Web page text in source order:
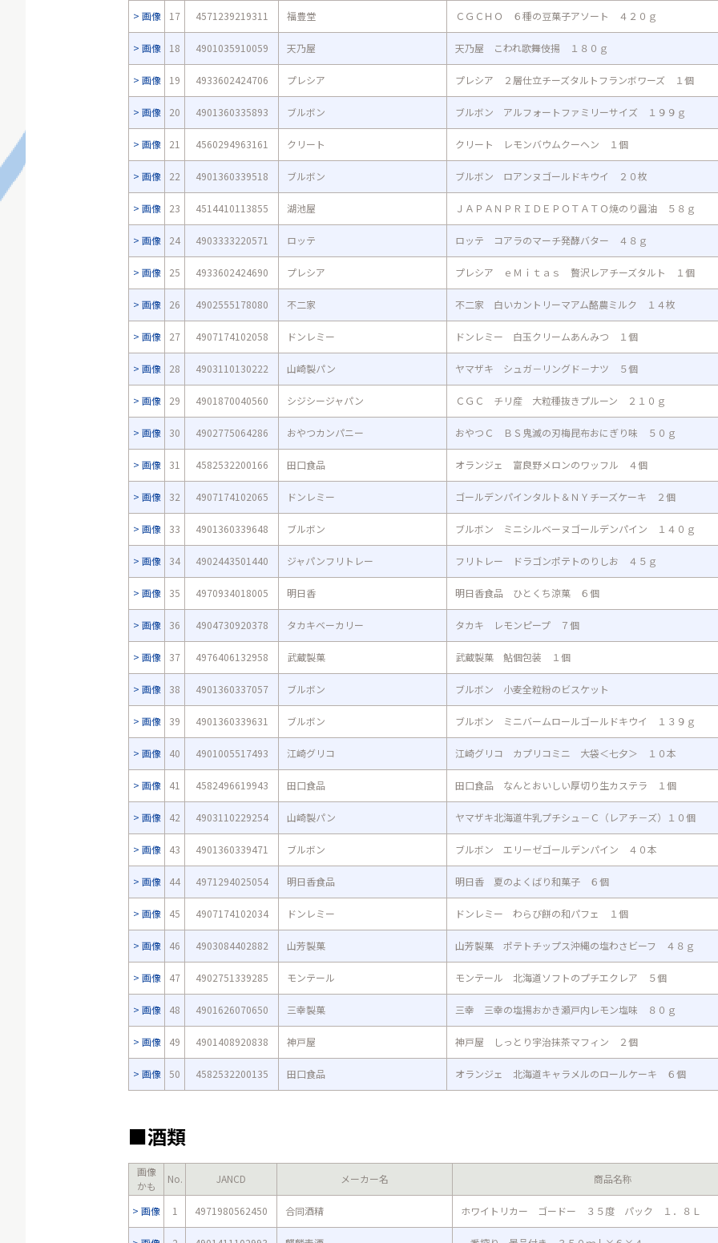
画像 17 4571239219311 福豊堂 ＣＧＣＨＯ ６種の豆菓子アソート ４２０ｇ
画像 18 4901035910059 天乃屋 天乃屋 こわれ歌舞伎揚 １８０ｇ
画像 19 4933602424706 プレシア プレシア ２層仕立チーズタルトフランボワーズ １個
画像 20 4901360335893 ブルボン ブルボン アルフォートファミリーサイズ １９９ｇ
画像 21 4560294963161 クリート クリート レモンバウムクーヘン １個
画像 22 4901360339518 ブルボン ブルボン ロアンヌゴールドキウイ ２０枚
画像 23 4514410113855 湖池屋 ＪＡＰＡＮＰＲＩＤＥＰＯＴＡＴＯ焼のり醤油 ５８ｇ
画像 24 4903333220571 ロッテ ロッテ コアラのマーチ発酵バター ４８ｇ
画像 25 4933602424690 プレシア プレシア ｅＭｉｔａｓ 贅沢レアチーズタルト １個
画像 26 4902555178080 不二家 不二家 白いカントリーマアム酪農ミルク １４枚
画像 27 4907174102058 ドンレミー ドンレミー 白玉クリームあんみつ １個
画像 28 4903110130222 山崎製パン ヤマザキ シュガ－リングド－ナツ ５個
画像 29 4901870040560 シジシージャパン ＣＧＣ チリ産 大粒種抜きプルーン ２１０ｇ
画像 30 4902775064286 おやつカンパニー おやつＣ ＢＳ鬼滅の刃梅昆布おにぎり味 ５０ｇ
画像 31 4582532200166 田口食品 オランジェ 富良野メロンのワッフル ４個
画像 32 4907174102065 ドンレミー ゴールデンパインタルト＆ＮＹチーズケーキ ２個
画像 33 4901360339648 ブルボン ブルボン ミニシルベーヌゴールデンパイン １４０ｇ
画像 34 4902443501440 ジャパンフリトレー フリトレー ドラゴンポテトのりしお ４５ｇ
画像 35 4970934018005 明日香 明日香食品 ひとくち涼菓 ６個
画像 36 4904730920378 タカキベーカリー タカキ レモンピープ ７個
画像 37 4976406132958 武蔵製菓 武蔵製菓 鮎個包装 １個
画像 38 4901360337057 ブルボン ブルボン 小麦全粒粉のビスケット
画像 39 4901360339631 ブルボン ブルボン ミニバームロールゴールドキウイ １３９ｇ
画像 40 4901005517493 江崎グリコ 江崎グリコ カプリコミニ 大袋＜七夕＞ １０本
画像 41 4582496619943 田口食品 田口食品 なんとおいしい厚切り生カステラ １個
画像 42 4903110229254 山崎製パン ヤマザキ北海道牛乳プチシュ－Ｃ（レアチ－ズ）１０個
画像 43 4901360339471 ブルボン ブルボン エリーゼゴールデンパイン ４０本
画像 44 4971294025054 明日香食品 明日香 夏のよくばり和菓子 ６個
画像 45 4907174102034 ドンレミー ドンレミー わらび餅の和パフェ １個
画像 46 4903084402882 山芳製菓 山芳製菓 ポテトチップス沖縄の塩わさビーフ ４８ｇ
画像 47 4902751339285 モンテール モンテール 北海道ソフトのプチエクレア ５個
画像 48 4901626070650 三幸製菓 三幸 三幸の塩揚おかき瀬戸内レモン塩味 ８０ｇ
画像 49 4901408920838 神戸屋 神戸屋 しっとり宇治抹茶マフィン ２個
画像 50 4582532200135 田口食品 オランジェ 北海道キャラメルのロールケーキ ６個
■酒類
画像
かも
No. JANCD メーカー名 商品名称
画像 1 4971980562450 合同酒精 ホワイトリカー ゴードー ３５度 パック １．８Ｌ